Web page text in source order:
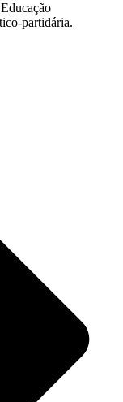
partidária.